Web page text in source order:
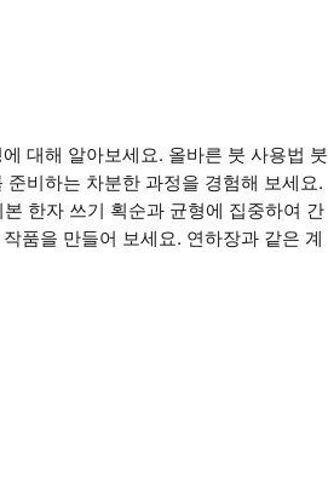
대해 알아보세요. 올바른 붓 사용법 붓
비하는 차분한 과정을 경험해 보세요.
한자 쓰기 획순과 균형에 집중하여 간
품을 만들어 보세요. 연하장과 같은 계